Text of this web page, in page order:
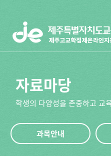
자료마당
학생의 다양성을 존중하고 교
과목안내